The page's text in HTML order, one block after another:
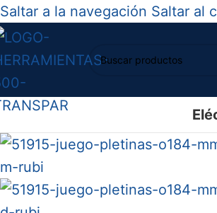
Saltar a la navegación Saltar al